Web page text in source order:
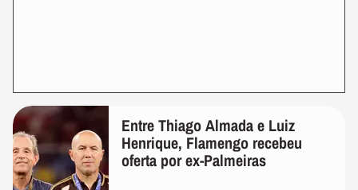
Entre Thiago Almada e Luiz
Henrique, Flamengo recebeu
oferta por ex-Palmeiras